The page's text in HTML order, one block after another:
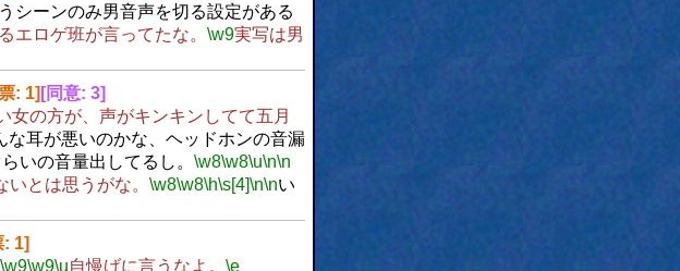
シーンのみ男音声を切る設定がある
エロゲ班が言ってたな。 \w9実写は男
: 1] [同意: 3]
女の方が、声がキンキンしてて五月
な耳が悪いのかな、ヘッドホンの音漏
いの音量出してるし。 \w8\w8\u\n\n
とは思うがな。 \w8\w8\h\s[4]\n\nい
: 1]
\w9\w9\u自慢げに言うなよ。 \e